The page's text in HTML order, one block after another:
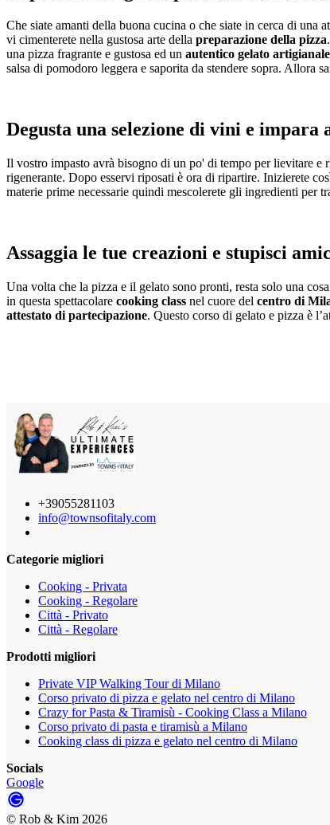
Che siate amanti della buona cucina o che siate in cerca di una
vi cimenterete nella gustosa arte della preparazione della pizza
una pizza fragrante e gustosa ed un autentico gelato artigianale
salsa di pomodoro leggera e saporita da stendere sopra. Allora
Degusta una selezione di vini e impara
Il vostro impasto avrà bisogno di un po' di tempo per lievitare e
rigenerante. Dopo esservi riposati è ora di ripartire. Inizierete
materie prime necessarie quindi mescolerete gli ingredienti per
Assaggia le tue creazioni e stupisci
Una volta che la pizza e il gelato sono pronti, resta solo una
in questa spettacolare cooking class nel cuore del centro di
attestato di partecipazione. Questo corso di gelato e pizza è
+39055281103
info@townsofitaly.com
Categorie migliori
Cooking - Privata
Cooking - Regolare
Città - Privato
Città - Regolare
Prodotti migliori
Private VIP Walking Tour di Milano
Corso privato di pizza e gelato nel centro di Milano
Crazy for Pasta & Tiramisù - Cooking Class a Milano
Corso privato di pasta e tiramisù a Milano
Cooking class di pizza e gelato nel centro di Milano
Socials
Google
© Rob & Kim 2026